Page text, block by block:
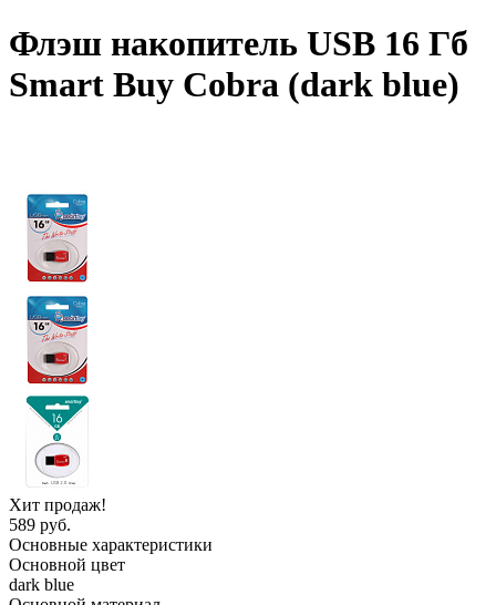
Флэш накопитель USB 16 Гб
Smart Buy Cobra (dark blue)
Хит продаж!
589 руб.
Основные характеристики
Основной цвет
dark blue